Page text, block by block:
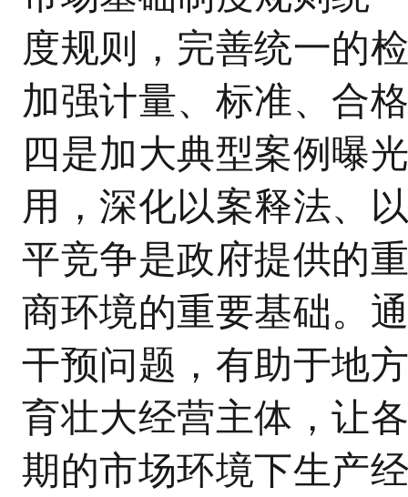
度规则，完善统一的
加强计量、标准、合
四是加大典型案例曝
用，深化以案释法、
平竞争是政府提供的
商环境的重要基础。
干预问题，有助于地
育壮大经营主体，让
期的市场环境下生产